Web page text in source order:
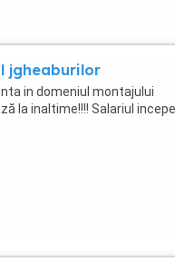
jgheaburilor
in domeniul montajului
la inaltime!!!! Salariul